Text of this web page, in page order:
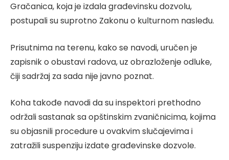
Gračanica, koja je izdala građevinsku dozvolu,
postupali su suprotno Zakonu o kulturnom nasleđu.
Prisutnima na terenu, kako se navodi, uručen je
zapisnik o obustavi radova, uz obrazloženje odluke,
čiji sadržaj za sada nije javno poznat.
Koha takođe navodi da su inspektori prethodno
održali sastanak sa opštinskim zvaničnicima, kojima
su objasnili procedure u ovakvim slučajevima i
zatražili suspenziju izdate građevinske dozvole.